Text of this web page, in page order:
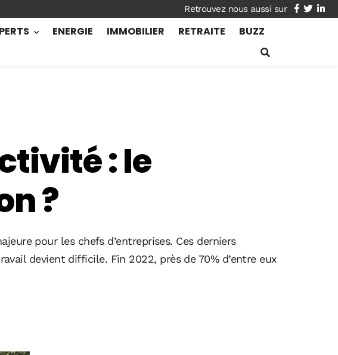
facebook
twitter
ENERGIE IMMOBILIER RETRAITE BUZZ
: le
?
pour les chefs d’entreprises. Ces derniers
devient difficile. Fin 2022, près de 70% d’entre eux